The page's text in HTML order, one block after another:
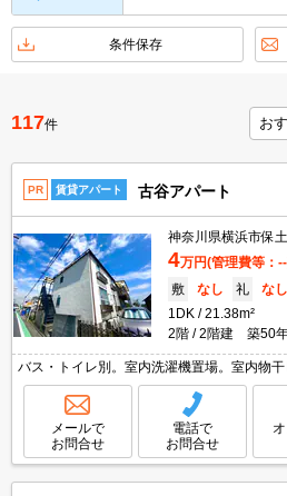
不動
条件保存
117件
PR 賃貸アパート 古谷アパート
神奈川県横浜市保
4万円(管理費等：
敷
なし 礼
なし
1DK
21.38m²
2階
2階建 築50
バス・トイレ別。室内洗濯機置場。室内物干
気軽にお問い合わせ下さい。オンライン内
契約金・家賃クレジットカード払い可（ポイ
メールで
お問合せ
電話で
お問合せ